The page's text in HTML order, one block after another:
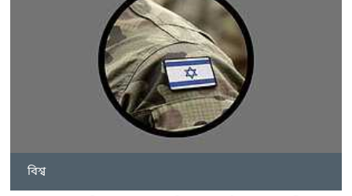
বিশ্ব